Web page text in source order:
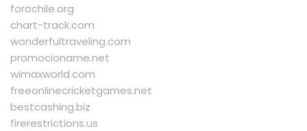
forochile.org
chart-track.com
wonderfultraveling.com
promocioname.net
wimaxworld.com
freeonlinecricketgames.net
bestcashing.biz
firerestrictions.us